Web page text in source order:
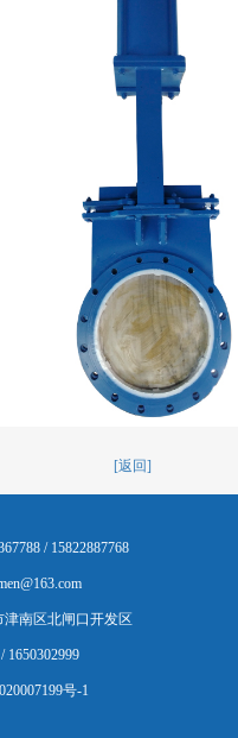
[返回]
/ 15822887768
南区北闸口开发区
1650302999
号-1